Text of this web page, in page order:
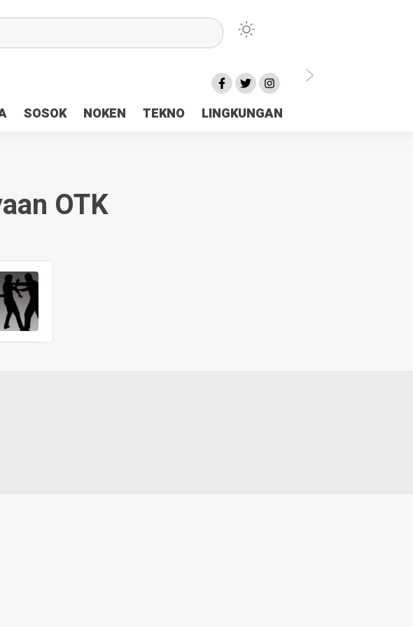
SOSOK NOKEN TEKNO LINGKUNGAN
di Deklarasi Pemilu Ceria Tanah Papua
Deposit Kas Daerah Rp23 Miliar Disorot
OTK